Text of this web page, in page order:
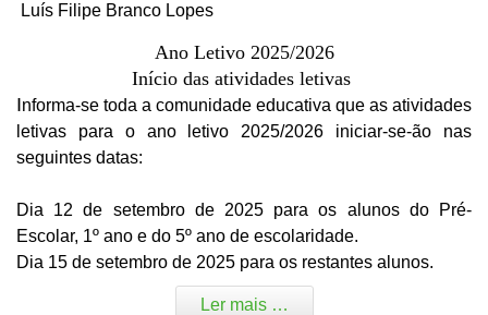
Luís Filipe Branco Lopes
Ano Letivo 2025/2026
Início das atividades letivas
Informa-se toda a comunidade educativa que as atividades
letivas para o ano letivo 2025/2026 iniciar-se-ão nas
seguintes datas:
Dia 12 de setembro de 2025 para os alunos do Pré-
Escolar, 1º ano e do 5º ano de escolaridade.
Dia 15 de setembro de 2025 para os restantes alunos.
Ler mais …